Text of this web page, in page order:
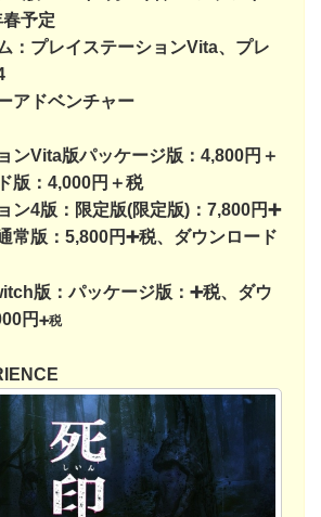
予定
：プレイステーションVita、プレ
アドベンチャー
ンVita版パッケージ版：4,800円＋
版：4,000円＋税
ン4版：限定版(限定版) ：7,800円➕
常版：5,800円➕税、 ダウンロード
版：パッケージ版：➕税、 ダウ
円 ➕税